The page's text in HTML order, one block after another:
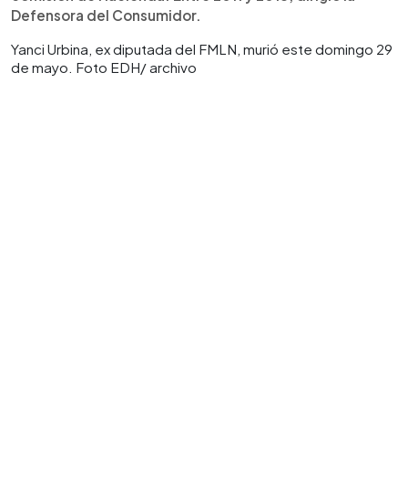
Defensora del Consumidor.
Yanci Urbina, ex diputada del FMLN, murió este domingo 29
de mayo. Foto EDH/ archivo